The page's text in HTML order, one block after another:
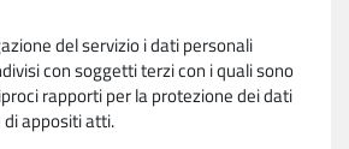
del servizio i dati personali
con soggetti terzi con i quali sono
rapporti per la protezione dei dati
appositi atti.